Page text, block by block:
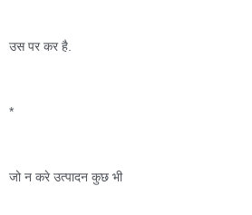
उस पर कर है.
*
जो न करे उत्पादन कुछ भी